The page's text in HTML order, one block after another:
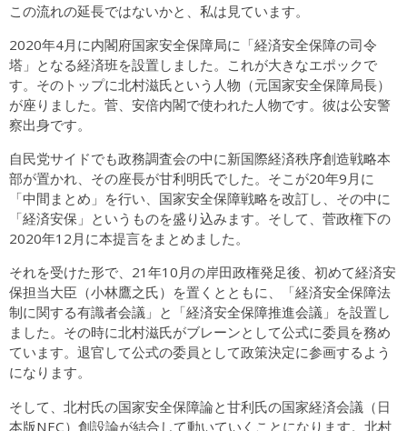
この流れの延長ではないかと、私は見ています。
2020年4月に内閣府国家安全保障局に「経済安全保障の司令
塔」となる経済班を設置しました。これが大きなエポックで
す。そのトップに北村滋氏という人物（元国家安全保障局長）
が座りました。菅、安倍内閣で使われた人物です。彼は公安警
察出身です。
自民党サイドでも政務調査会の中に新国際経済秩序創造戦略本
部が置かれ、その座長が甘利明氏でした。そこが20年9月に
「中間まとめ」を行い、国家安全保障戦略を改訂し、その中に
「経済安保」というものを盛り込みます。そして、菅政権下の
2020年12月に本提言をまとめました。
それを受けた形で、21年10月の岸田政権発足後、初めて経済安
保担当大臣（小林鷹之氏）を置くとともに、「経済安全保障法
制に関する有識者会議」と「経済安全保障推進会議」を設置し
ました。その時に北村滋氏がブレーンとして公式に委員を務め
ています。退官して公式の委員として政策決定に参画するよう
になります。
そして、北村氏の国家安全保障論と甘利氏の国家経済会議（日
本版NEC）創設論が結合して動いていくことになります。北村